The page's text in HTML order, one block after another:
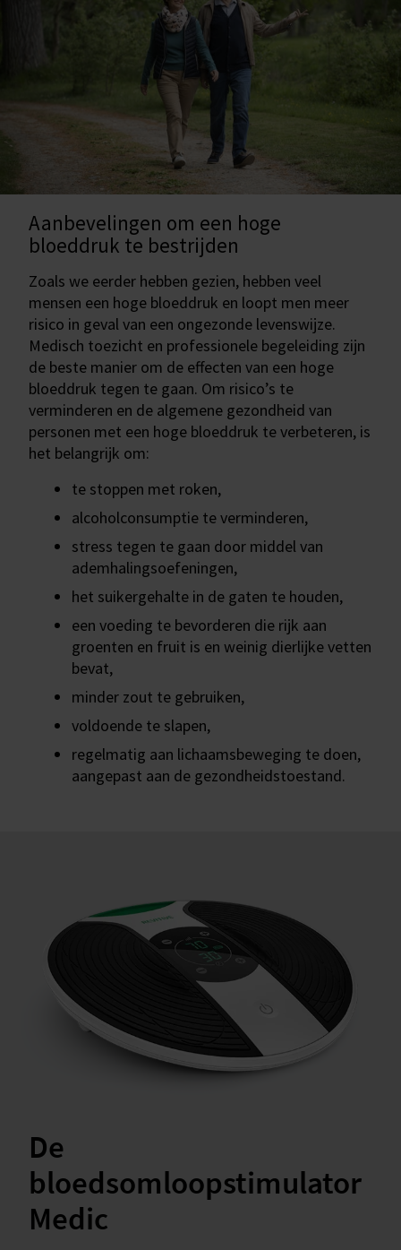
Aanbevelingen om een hoge
bloeddruk te bestrijden
Zoals we eerder hebben gezien, hebben veel
mensen een hoge bloeddruk en loopt men meer
risico in geval van een ongezonde levenswijze.
Medisch toezicht en professionele begeleiding zijn
de beste manier om de effecten van een hoge
bloeddruk tegen te gaan. Om risico’s te
verminderen en de algemene gezondheid van
personen met een hoge bloeddruk te verbeteren, is
het belangrijk om:
te stoppen met roken,
alcoholconsumptie te verminderen,
stress tegen te gaan door middel van
ademhalingsoefeningen,
het suikergehalte in de gaten te houden,
een voeding te bevorderen die rijk aan
groenten en fruit is en weinig dierlijke vetten
bevat,
minder zout te gebruiken,
voldoende te slapen,
regelmatig aan lichaamsbeweging te doen,
aangepast aan de gezondheidstoestand.
De
bloedsomloopstimulator
Medic